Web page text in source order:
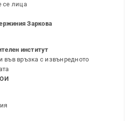
се лица
Заркова
институт
връзка с извънредното